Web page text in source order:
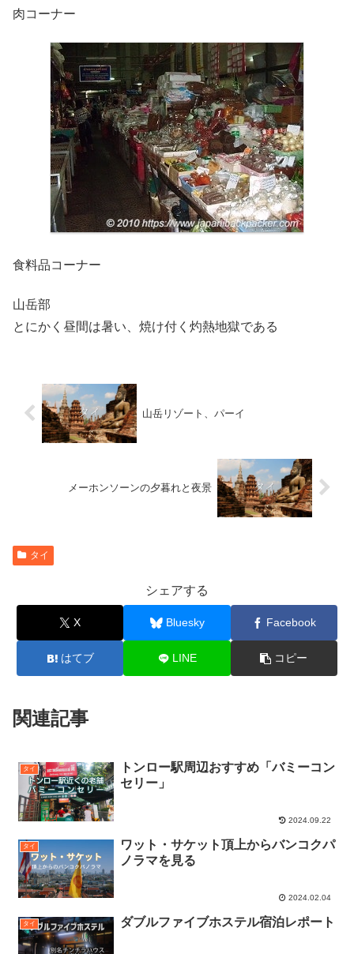
肉コーナー
食料品コーナー
山岳部
とにかく昼間は暑い、焼け付く灼熱地獄である
山岳リゾート、パーイ
メーホンソーンの夕暮れと夜景
タイ
シェアする
X Bluesky Facebook
はてブ LINE コピー
関連記事
タイ
トンロー駅周辺おすすめ「バミーコン
セリー」
2024.09.22
タイ
ワット・サケット頂上からバンコクパ
ノラマを見る
2024.02.04
タイ ダブルファイブホステル宿泊レポート